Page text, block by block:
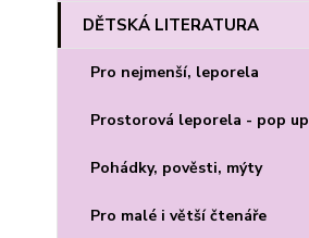
DĚTSKÁ LITERATURA
Pro nejmenší, leporela
Prostorová leporela - pop up
Pohádky, pověsti, mýty
Pro malé i větší čtenáře